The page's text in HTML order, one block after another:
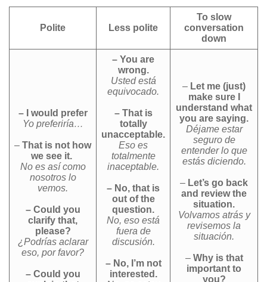
Polite Less polite
To slow
conversation
down
– I would prefer
Yo preferiría…
– That is not how
we see it.
No es así como
nosotros lo
vemos.
– Could you
clarify that,
please?
¿Podrías aclarar
eso, por favor?
– Could you
– You are
wrong.
Usted está
equivocado.
– That is
totally
unacceptable.
Eso es
totalmente
inaceptable.
– No, that is
out of the
question.
No, eso está
fuera de
discusión.
– No, I’m not
interested.
– Let me (just)
make sure I
understand what
you are saying.
Déjame estar
seguro de
entender lo que
estás diciendo.
– Let’s go back
and review the
situation.
Volvamos atrás y
revisemos la
situación.
– Why is that
important to
you?